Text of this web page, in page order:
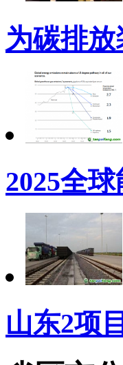
为碳排
2025全
山东2项